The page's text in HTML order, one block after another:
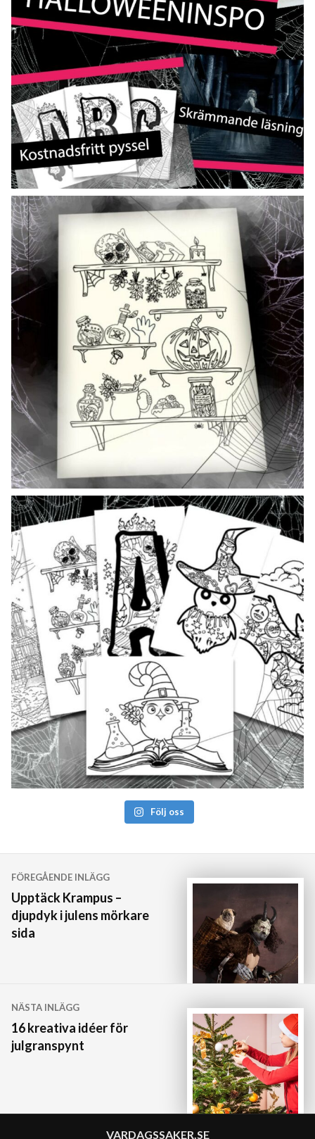
Följ oss
Inläggsnavigering
FÖREGÅENDE INLÄGG
Upptäck Krampus –
djupdyk i julens mörkare
sida
NÄSTA INLÄGG
16 kreativa idéer för
julgranspynt
VARDAGSSAKER.SE